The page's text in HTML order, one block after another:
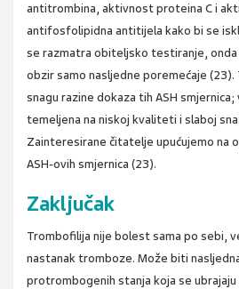
antitrombina, aktivnost proteina C i
antifosfolipidna antitijela kako bi se
se razmatra obiteljsko testiranje, onda
obzir samo nasljedne poremećaje (23).
snagu razine dokaza tih ASH
temeljena na niskoj kvaliteti i slaboj
Zainteresirane čitatelje upućujemo na
ASH-ovih smjernica (23).
Zaključak
Trombofilija nije bolest sama po sebi,
nastanak tromboze. Može biti
protrombogenih stanja koja se